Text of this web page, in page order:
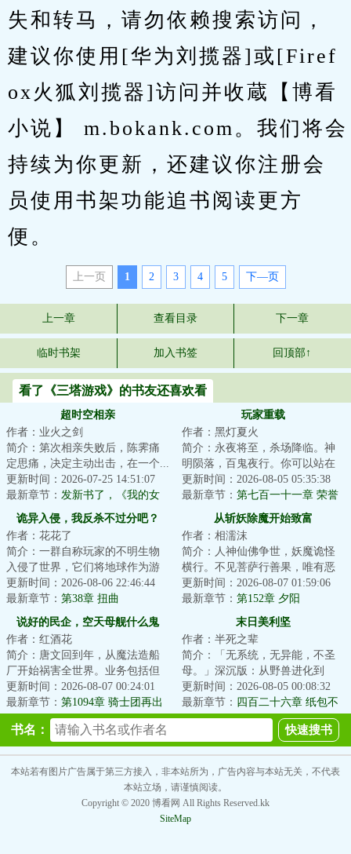
失和转马，请勿依赖搜索访问，
建议你使用[华为刘揽器]或[Firef
ox火狐刘揽器]访问并收蔵【博看
小说】 m.bokank.com。我们将会
持续为你更新，还建议你注册会
员使用书架功能追书阅读更方
便。
上一页 1 2 3 4 5 下—页
上一章 查看目录 下一章
临时书架 加入书签 回顶部↑
看了《三塔游戏》的书友还喜欢看
超时空相亲
作者：业火之剑
简介：第次相亲失败后，陈霁痛
定思痛，决定主动出击，在一个...
更新时间：2026-07-25 14:51:07
最新章节： 发新书了，《我的女
友是收容物》
玩家重载
作者：黑灯夏火
简介：永夜将至，杀场降临。神
明陨落，百鬼夜行。你可以站在
台前，向世人宣布时代浪潮的到
来，也可以隐匿...
更新时间：2026-08-05 05:35:38
最新章节： 第七百一十一章 荣誉
诡异入侵，我反杀不过分吧？
作者：花花了
简介：一群自称玩家的不明生物
入侵了世界，它们将地球作为游
戏场地，展开一场争夺卡牌的游
戏。风翎意外获...
更新时间：2026-08-06 22:46:44
最新章节： 第38章 扭曲
从斩妖除魔开始致富
作者：相濡沫
简介：人神仙佛争世，妖魔诡怪
横行。不见菩萨行善果，唯有恶
魔在人间。斩尽妖魔乾坤净，浮
屠九天神鬼惊。...
更新时间：2026-08-07 01:59:06
最新章节： 第152章 夕阳
说好的民企，空天母舰什么鬼
作者：红酒花
简介：唐文回到年，从魔法造船
厂开始祸害全世界。业务包括但
不限于：渔船、观光艇、气垫
船、船坞登陆舰、...
更新时间：2026-08-07 00:24:01
最新章节： 第1094章 骑士团再出
末日美利坚
作者：半死之辈
简介：「无系统，无异能，不圣
母。」深沉版：从野兽进化到
人，至少需要数万年时间。而从
人类退化成野兽，...
更新时间：2026-08-05 00:08:32
最新章节： 四百二十六章 纸包不
住火
书名：
本站若有图片广告属于第三方接入，非本站所为，广告内容与本站无关，不代表
本站立场，请谨慎阅读。
Copyright © 2020 博看网 All Rights Reserved.kk
SiteMap